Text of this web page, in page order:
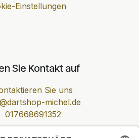
Einstellungen
Sie Kontakt auf
Sie uns
michel.de
017668691352